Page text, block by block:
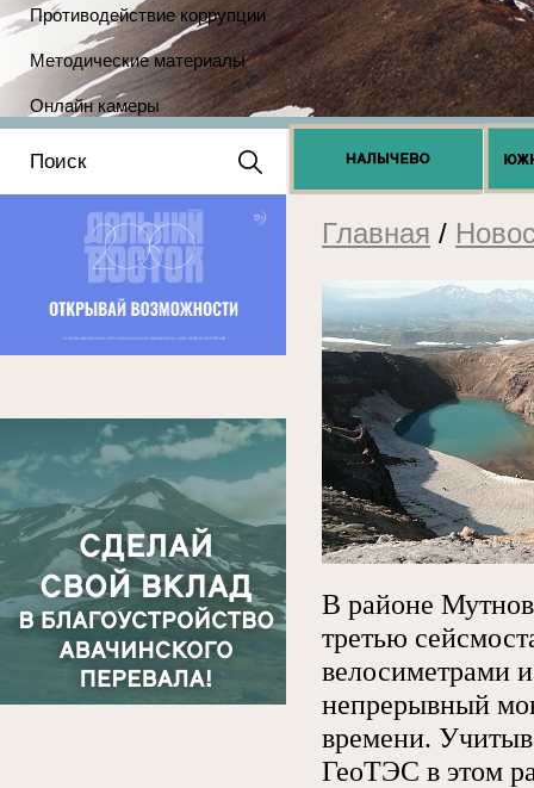
Противодействие коррупции
Методические материалы
Онлайн камеры
Положение о выдаче
разрешений 2025
Главная /
В районе
третью
велосиметрами
непрерывный
времени.
ГеоТЭС в этом